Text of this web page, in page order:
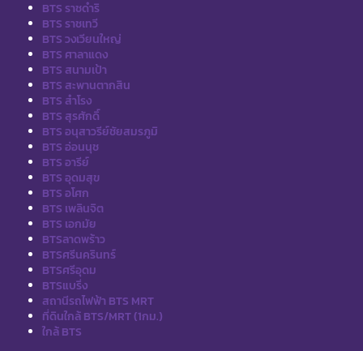
BTS ราชดำริ
BTS ราชเทวี
BTS วงเวียนใหญ่
BTS ศาลาแดง
BTS สนามเป้า
BTS สะพานตากสิน
BTS สำโรง
BTS สุรศักดิ์
BTS อนุสาวรีย์ชัยสมรภูมิ
BTS อ่อนนุช
BTS อารีย์
BTS อุดมสุข
BTS อโศก
BTS เพลินจิต
BTS เอกมัย
BTSลาดพร้าว
BTSศรีนครินทร์
BTSศรีอุดม
BTSแบริ่ง
สถานีรถไฟฟ้า BTS MRT
ที่ดินใกล้ BTS/MRT (1กม.)
ใกล้ BTS